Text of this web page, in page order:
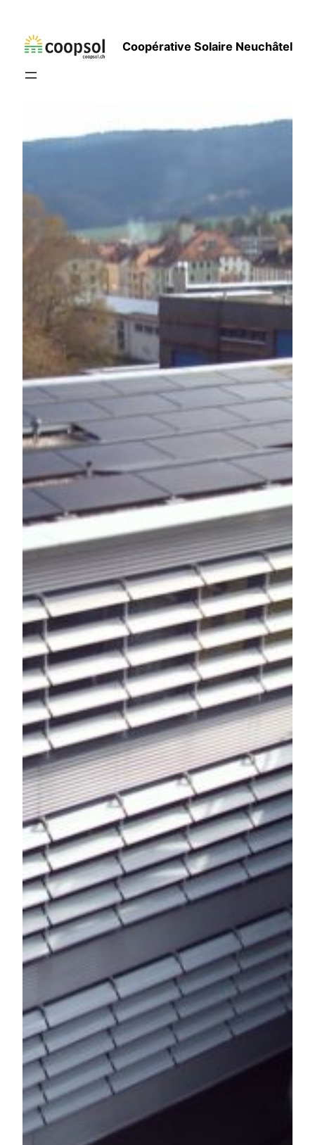
contenu
Coopérative Solaire Neuchâtel